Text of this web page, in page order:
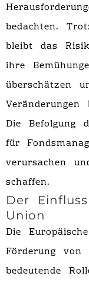
bedachten.
bleibt das
ihre
überschätzen
Veränderungen
Die Befolgung
für
verursachen
schaffen.
Der
Union
Die
Förderung von
bedeutende